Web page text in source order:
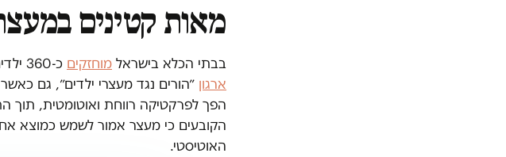
מאות קטינים
בבתי הכלא בישראל מוחזקים כ-360 ילדים פלסטינים, 168 מהם במעצר מינהלי. על פי נתוני
ארגון
הפך לפרקטיקה רווחת ואוטומטית, תוך
הקובעים כי מעצר אמור לשמש כמוצא
האוטיסטי.